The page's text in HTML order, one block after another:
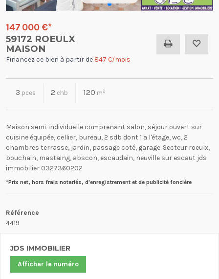
147 000 €*
59172 ROEULX
MAISON
Financez ce bien à partir de 847 €/mois
3 pces 2 chb 120 m2
Maison semi-individuelle comprenant salon, séjour ouvert sur
cuisine équipée, cellier, bureau, 2 sdb dont 1 a l'étage, wc, 2
chambres terrasse, jardin, passage coté, garage. Secteur roeulx,
bouchain, mastaing, abscon, escaudain, neuville sur escaut jds
immobilier 0327360202
*Prix net, hors frais notariés, d'enregistrement et de publicité foncière
Référence
4419
JDS IMMOBILIER
Afficher le numéro